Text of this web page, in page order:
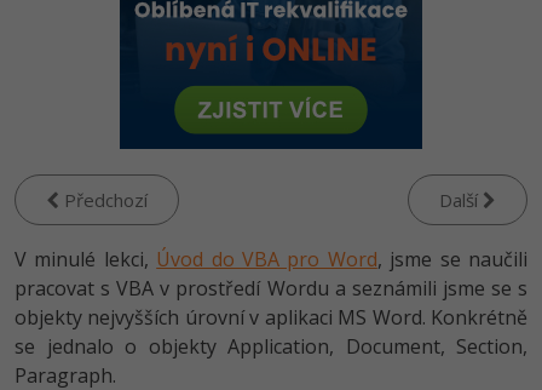
HTML5, CSS3, Bootstrap, SEO
SQL a databáze
UML a návrhové vzory
React
Spring
JavaScript
HTML / CSS
UML a návrhové vzory
MySQL/MariaDB
Vývojář mobilních aplikací
Specialista na AI a bigdata
C# Game developer
Webdesigner
Tester
Systémový administrátor
Grafik / UX/UI návrhář
Python -80%
-80%
-80%
C++ -80%
Swift
Kotlin -80%
-80%
Digitální gramotnost
Marketing
WordPress
SEO -30%
UX
Business
-25%
Předchozí Další
V minulé lekci, Úvod do VBA pro Word, jsme se naučili
pracovat s VBA v prostředí Wordu a seznámili jsme se s
objekty nejvyšších úrovní v aplikaci MS Word. Konkrétně
se jednalo o objekty Application, Document, Section,
Paragraph.